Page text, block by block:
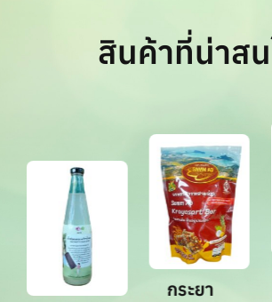
สินค้าที่น่าสน
กระยา